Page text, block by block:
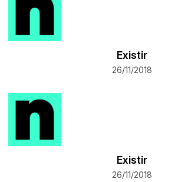
Existir
26/11/2018
Existir
26/11/2018